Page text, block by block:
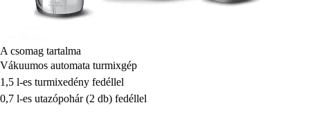
A csomag tartalma
Vákuumos automata turmixgép
1,5 l-es turmixedény fedéllel
0,7 l-es utazópohár (2 db) fedéllel